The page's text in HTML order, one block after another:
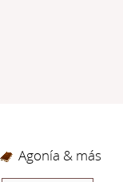
Agonía & más